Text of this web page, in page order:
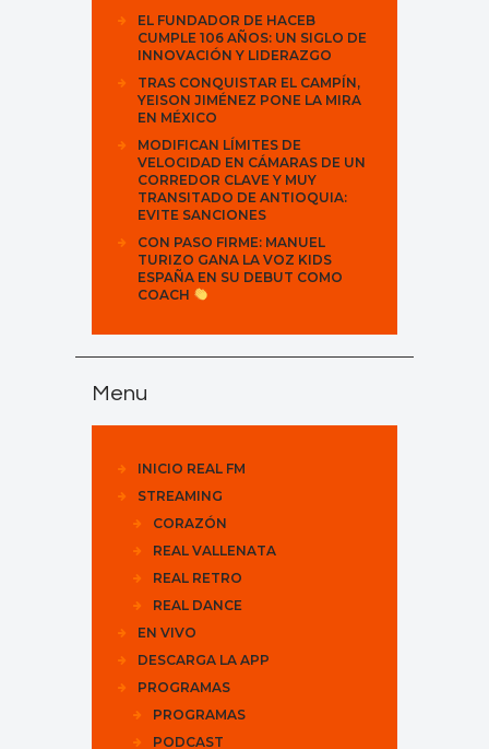
EL FUNDADOR DE HACEB
CUMPLE 106 AÑOS: UN SIGLO DE
INNOVACIÓN Y LIDERAZGO
TRAS CONQUISTAR EL CAMPÍN,
YEISON JIMÉNEZ PONE LA MIRA
EN MÉXICO
MODIFICAN LÍMITES DE
VELOCIDAD EN CÁMARAS DE UN
CORREDOR CLAVE Y MUY
TRANSITADO DE ANTIOQUIA:
EVITE SANCIONES
CON PASO FIRME: MANUEL
TURIZO GANA LA VOZ KIDS
ESPAÑA EN SU DEBUT COMO
COACH
Menu
INICIO REAL FM
STREAMING
CORAZÓN
REAL VALLENATA
REAL RETRO
REAL DANCE
EN VIVO
DESCARGA LA APP
PROGRAMAS
PROGRAMAS
PODCAST